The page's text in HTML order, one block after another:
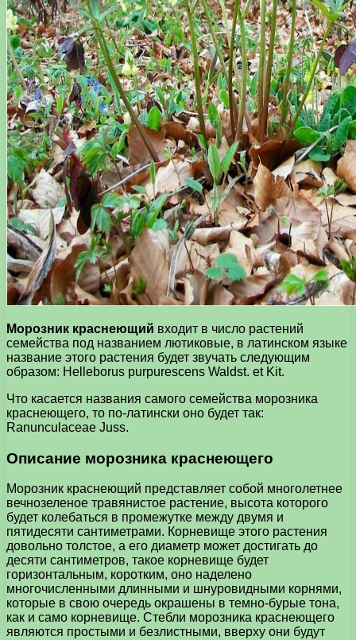
Морозник краснеющий входит в число растений
семейства под названием лютиковые, в латинском языке
название этого растения будет звучать следующим
образом: Helleborus purpurescens Waldst. et Kit.
Что касается названия самого семейства морозника
краснеющего, то по-латински оно будет так:
Ranunculaceae Juss.
Описание морозника краснеющего
Морозник краснеющий представляет собой многолетнее
вечнозеленое травянистое растение, высота которого
будет колебаться в промежутке между двумя и
пятидесяти сантиметрами. Корневище этого растения
довольно толстое, а его диаметр может достигать до
десяти сантиметров, такое корневище будет
горизонтальным, коротким, оно наделено
многочисленными длинными и шнуровидными корнями,
которые в свою очередь окрашены в темно-бурые тона,
как и само корневище. Стебли морозника краснеющего
являются простыми и безлистными, вверху они будут